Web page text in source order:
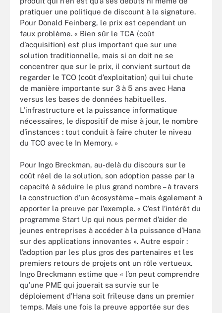
pratiquer une politique de discount à la signature.
Pour Donald Feinberg, le prix est cependant un
faux problème. « Bien sûr le TCA (coût
d’acquisition) est plus important que sur une
solution traditionnelle, mais si on doit ne se
concentrer que sur le prix, il convient surtout de
regarder le TCO (coût d’exploitation) qui lui chute
de manière importante sur 3 à 5 ans avec Hana
versus les bases de données habituelles.
L’infrastructure et la puissance informatique
nécessaires, le dispositif de mise à jour, le nombre
d’instances : tout conduit à faire chuter le niveau
du TCO avec le In Memory. »
Pour Ingo Breckman, au-delà du discours sur le
coût réel de la solution, son adoption passe par la
capacité à séduire le plus grand nombre – à travers
la construction d’un écosystème – mais également à
apporter la preuve par l’exemple. « C’est l’intérêt du
programme Start Up qui nous permet d’aider de
jeunes entreprises à accéder à la puissance d’Hana
sur des applications innovantes ». Autre espoir :
l’adoption par les plus gros des partenaires et les
premiers retours de projets ont un rôle vertueux.
Ingo Breckmann estime que « l’on peut comprendre
qu’une PME qui jouerait sa survie sur le
déploiement d’Hana soit frileuse dans un premier
temps. Mais une fois la preuve apportée sur des